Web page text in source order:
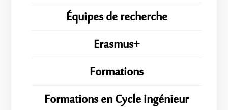
Équipes de recherche
Erasmus+
Formations
Formations en Cycle ingénieur